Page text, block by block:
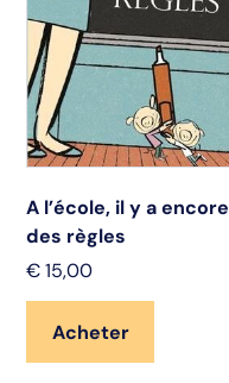
A l’école, il y a encore
des règles
€ 15,00
Acheter